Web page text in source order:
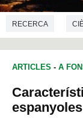
RECERCA
ARTICLES - A